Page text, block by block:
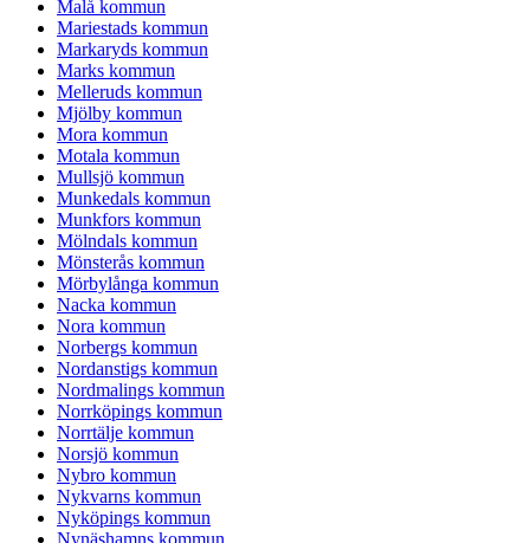
Malå kommun
Mariestads kommun
Markaryds kommun
Marks kommun
Melleruds kommun
Mjölby kommun
Mora kommun
Motala kommun
Mullsjö kommun
Munkedals kommun
Munkfors kommun
Mölndals kommun
Mönsterås kommun
Mörbylånga kommun
Nacka kommun
Nora kommun
Norbergs kommun
Nordanstigs kommun
Nordmalings kommun
Norrköpings kommun
Norrtälje kommun
Norsjö kommun
Nybro kommun
Nykvarns kommun
Nyköpings kommun